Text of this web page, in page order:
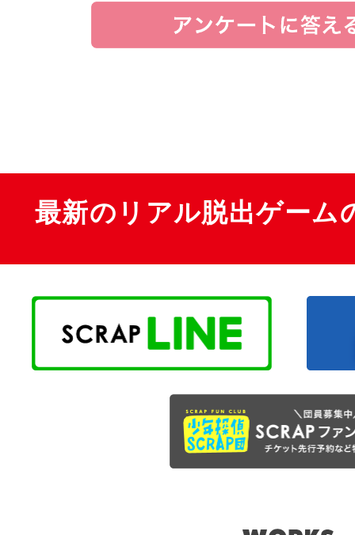
最新のリアル脱出ゲーム